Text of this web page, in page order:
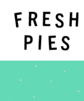
Hjem
Om
Vårt arbeid